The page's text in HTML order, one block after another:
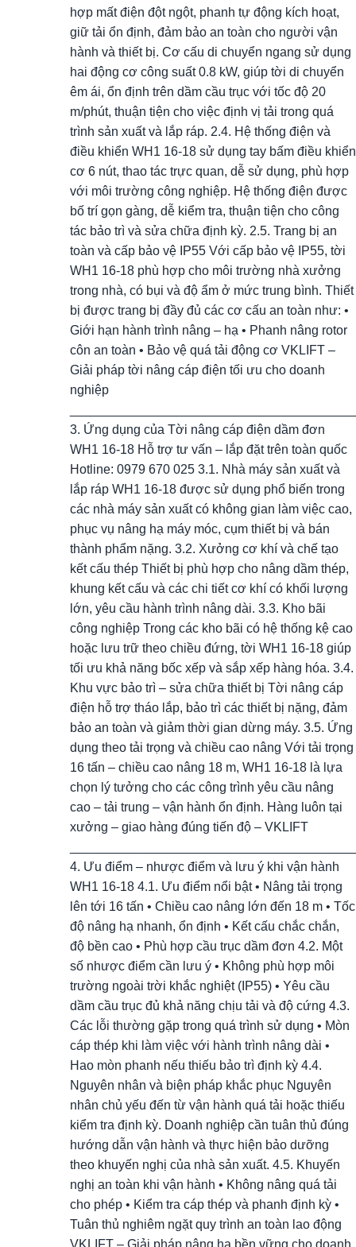
hợp mất điện đột ngột, phanh tự động kích hoạt,
giữ tải ổn định, đảm bảo an toàn cho người vận
hành và thiết bị. Cơ cấu di chuyển ngang sử dụng
hai động cơ công suất 0.8 kW, giúp tời di chuyển
êm ái, ổn định trên dầm cầu trục với tốc độ 20
m/phút, thuận tiện cho việc định vị tải trong quá
trình sản xuất và lắp ráp. 2.4. Hệ thống điện và
điều khiển WH1 16-18 sử dụng tay bấm điều khiển
cơ 6 nút, thao tác trực quan, dễ sử dụng, phù hợp
với môi trường công nghiệp. Hệ thống điện được
bố trí gọn gàng, dễ kiểm tra, thuận tiện cho công
tác bảo trì và sửa chữa định kỳ. 2.5. Trang bị an
toàn và cấp bảo vệ IP55 Với cấp bảo vệ IP55, tời
WH1 16-18 phù hợp cho môi trường nhà xưởng
trong nhà, có bụi và độ ẩm ở mức trung bình. Thiết
bị được trang bị đầy đủ các cơ cấu an toàn như: •
Giới hạn hành trình nâng – hạ • Phanh nâng rotor
côn an toàn • Bảo vệ quá tải động cơ VKLIFT –
Giải pháp tời nâng cáp điện tối ưu cho doanh
nghiệp
3. Ứng dụng của Tời nâng cáp điện dầm đơn
WH1 16-18 Hỗ trợ tư vấn – lắp đặt trên toàn quốc
Hotline: 0979 670 025 3.1. Nhà máy sản xuất và
lắp ráp WH1 16-18 được sử dụng phổ biến trong
các nhà máy sản xuất có không gian làm việc cao,
phục vụ nâng hạ máy móc, cụm thiết bị và bán
thành phẩm nặng. 3.2. Xưởng cơ khí và chế tạo
kết cấu thép Thiết bị phù hợp cho nâng dầm thép,
khung kết cấu và các chi tiết cơ khí có khối lượng
lớn, yêu cầu hành trình nâng dài. 3.3. Kho bãi
công nghiệp Trong các kho bãi có hệ thống kệ cao
hoặc lưu trữ theo chiều đứng, tời WH1 16-18 giúp
tối ưu khả năng bốc xếp và sắp xếp hàng hóa. 3.4.
Khu vực bảo trì – sửa chữa thiết bị Tời nâng cáp
điện hỗ trợ tháo lắp, bảo trì các thiết bị nặng, đảm
bảo an toàn và giảm thời gian dừng máy. 3.5. Ứng
dụng theo tải trọng và chiều cao nâng Với tải trọng
16 tấn – chiều cao nâng 18 m, WH1 16-18 là lựa
chọn lý tưởng cho các công trình yêu cầu nâng
cao – tải trung – vận hành ổn định. Hàng luôn tại
xưởng – giao hàng đúng tiến độ – VKLIFT
4. Ưu điểm – nhược điểm và lưu ý khi vận hành
WH1 16-18 4.1. Ưu điểm nổi bật • Nâng tải trọng
lên tới 16 tấn • Chiều cao nâng lớn đến 18 m • Tốc
độ nâng hạ nhanh, ổn định • Kết cấu chắc chắn,
độ bền cao • Phù hợp cầu trục dầm đơn 4.2. Một
số nhược điểm cần lưu ý • Không phù hợp môi
trường ngoài trời khắc nghiệt (IP55) • Yêu cầu
dầm cầu trục đủ khả năng chịu tải và độ cứng 4.3.
Các lỗi thường gặp trong quá trình sử dụng • Mòn
cáp thép khi làm việc với hành trình nâng dài •
Hao mòn phanh nếu thiếu bảo trì định kỳ 4.4.
Nguyên nhân và biện pháp khắc phục Nguyên
nhân chủ yếu đến từ vận hành quá tải hoặc thiếu
kiểm tra định kỳ. Doanh nghiệp cần tuân thủ đúng
hướng dẫn vận hành và thực hiện bảo dưỡng
theo khuyến nghị của nhà sản xuất. 4.5. Khuyến
nghị an toàn khi vận hành • Không nâng quá tải
cho phép • Kiểm tra cáp thép và phanh định kỳ •
Tuân thủ nghiêm ngặt quy trình an toàn lao động
VKLIFT – Giải pháp nâng hạ bền vững cho doanh